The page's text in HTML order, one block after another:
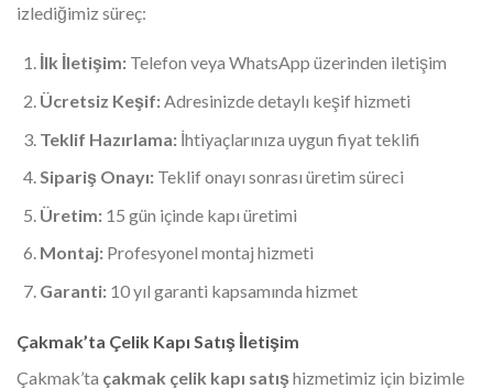
izlediğimiz süreç:
İlk İletişim:Telefon veya WhatsApp üzerinden iletişim
Ücretsiz Keşif:Adresinizde detaylı keşif hizmeti
Teklif Hazırlama:İhtiyaçlarınıza uygun fiyat teklifi
Sipariş Onayı:Teklif onayı sonrası üretim süreci
Üretim:15 gün içinde kapı üretimi
Montaj:Profesyonel montaj hizmeti
Garanti:10 yıl garanti kapsamında hizmet
Çakmak’ta Çelik Kapı Satış İletişim
Çakmak’ta çakmak çelik kapı satışhizmetimiz için bizimle